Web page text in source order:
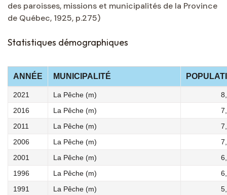
des paroisses, missions et municipalités de la Province
de Québec, 1925, p.275)
Statistiques démographiques
ANNÉE MUNICIPALITÉ
2021 La Pêche (m)
2016
La Pêche (m)
2011
La Pêche (m)
2006
La Pêche (m)
2001
La Pêche (m)
1996
La Pêche (m)
1991
La Pêche (m)